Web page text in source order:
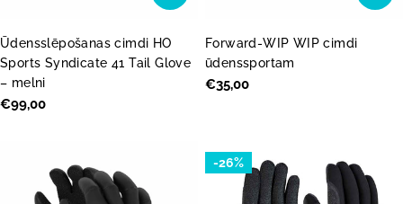
Ūdensslēpošanas cimdi HO
Sports Syndicate 41 Tail Glove
– melni
Parastā
€99,00
Forward-WIP WIP cimdi
ūdenssportam
Parastā
€35,00
-26%